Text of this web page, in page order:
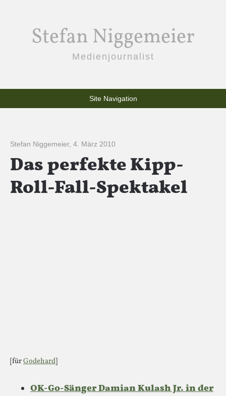
Stefan Niggemeier
Medienjournalist
Site Navigation
Stefan Niggemeier, 4. März 2010
Das perfekte Kipp-
Roll-Fall-Spektakel
[fürGodehard]
OK-Go-Sänger Damian Kulash Jr. in der